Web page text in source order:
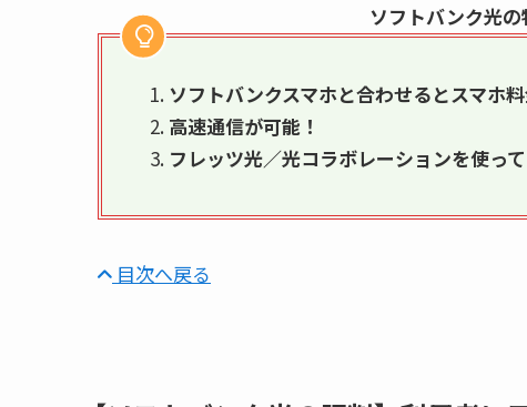
ソフトバンク光の
ソフトバンクスマホと合わせるとスマホ
高速通信が可能！
フレッツ光／光コラボレーションを使っ
目次へ戻る